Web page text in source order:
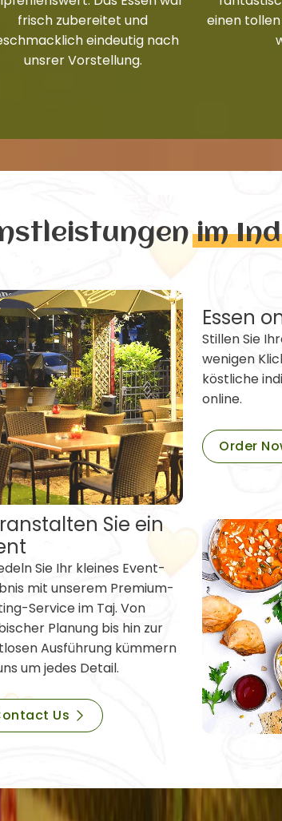
frisch zubereitet und
eindeutig nach
unsrer Vorstellung.
einen
im
Essen
Stillen Sie
wenigen
köstliche
online.
Order
Sie ein
Sie Ihr kleines Event-
mit unserem Premium-
Service im Taj. Von
Planung bis hin zur
Ausführung kümmern
um jedes Detail.
Us